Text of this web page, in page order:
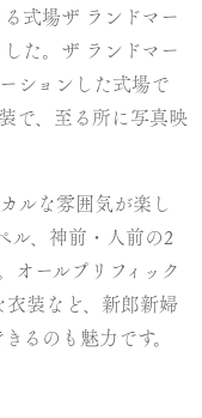
式場ザ ランドマー
た。ザ ランドマー
ションした式場で
で、至る所に写真映
ルな雰囲気が楽し
ル、神前・人前の2
オールプリフィック
衣装など、新郎新婦
るのも魅力です。